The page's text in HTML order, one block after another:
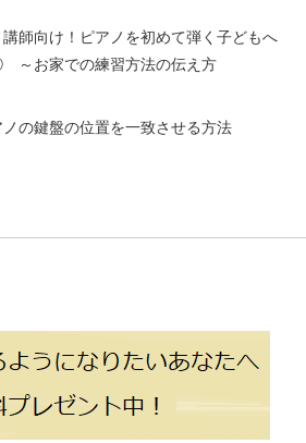
師向け！ピアノを初めて弾く子どもへ
～お家での練習方法の伝え方
の鍵盤の位置を一致させる方法